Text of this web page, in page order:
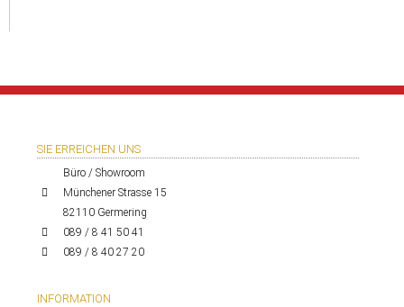
SIE ERREICHEN UNS
Büro / Showroom
Münchener Strasse 15
82110 Germering
089 / 8 41 50 41
089 / 8 40 27 20
INFORMATION